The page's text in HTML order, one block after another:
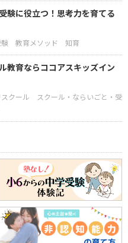
験に役立つ！思考力を育てる
教育メソッド 知育
教育ならココアスキッズイン
クール
スクール・ならいごと・受